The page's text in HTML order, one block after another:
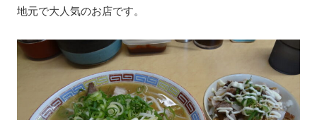
地元で大人気のお店です。